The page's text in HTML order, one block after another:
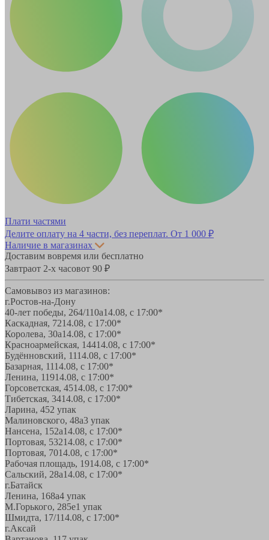
Плати частями
Делите оплату на 4 части, без переплат. От 1 000 ₽
Наличие в магазинах
Доставим вовремя или бесплатно
Завтраот 2-х часовот 90 ₽
Самовывоз из магазинов:
г.Ростов-на-Дону
40-лет победы, 264/110а14.08, с 17:00*
Каскадная, 7214.08, с 17:00*
Королева, 30а14.08, с 17:00*
Красноармейская, 14414.08, с 17:00*
Будённовский, 1114.08, с 17:00*
Базарная, 1114.08, с 17:00*
Ленина, 11914.08, с 17:00*
Горсоветская, 4514.08, с 17:00*
Тибетская, 3414.08, с 17:00*
Ларина, 452 упак
Малиновского, 48а3 упак
Нансена, 152а14.08, с 17:00*
Портовая, 53214.08, с 17:00*
Портовая, 7014.08, с 17:00*
Рабочая площадь, 1914.08, с 17:00*
Сальский, 28a14.08, с 17:00*
г.Батайск
Ленина, 168а4 упак
М.Горького, 285е1 упак
Шмидта, 17/114.08, с 17:00*
г.Аксай